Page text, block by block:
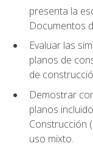
presenta la
Documentos
Evaluar las
planos de
de
Demostrar
planos
Construcción
uso mixto.